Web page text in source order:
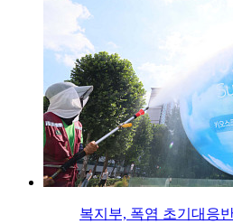
복지부, 폭염 초기대응